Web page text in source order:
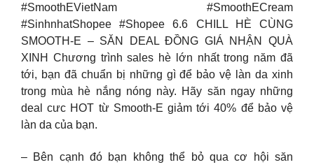
#SmoothEVietNam #SmoothECream
#SinhnhatShopee #Shopee 6.6 CHILL HÈ CÙNG
SMOOTH-E – SĂN DEAL ĐỒNG GIÁ NHẬN QUÀ
XINH Chương trình sales hè lớn nhất trong năm đã
tới, bạn đã chuẩn bị những gì để bảo vệ làn da xinh
trong mùa hè nắng nóng này. Hãy săn ngay những
deal cưc HOT từ Smooth-E giảm tới 40% để bảo vệ
làn da của bạn.
– Bên cạnh đó bạn không thể bỏ qua cơ hội săn